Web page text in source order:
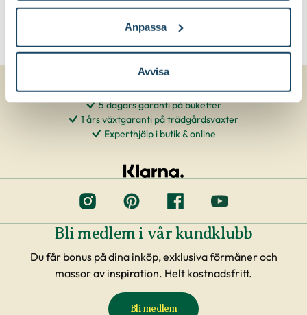
Anpassa
Avvisa
5 dagars garanti på buketter
1 års växtgaranti på trädgårdsväxter
Experthjälp i butik & online
Bli medlem i vår kundklubb
Du får bonus på dina inköp, exklusiva förmåner och
massor av inspiration. Helt kostnadsfritt.
Bli medlem